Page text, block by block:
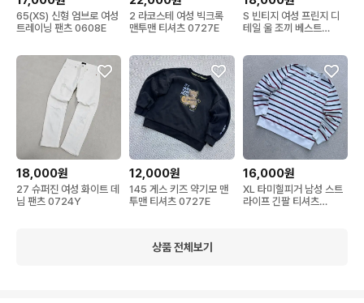
65(XS) 신형 엄브로 여성
트레이닝 팬츠 0608E
2 라코스테 여성 빅크록
맨투맨 티셔츠 0727E
S 빈티지 여성 프린지 디
테일 울 조끼 베스트
18,000원
27 슈퍼진 여성 화이트 데
님 팬츠 0724Y
12,000원
145 게스 키즈 약기모 맨
투맨 티셔츠 0727E
16,000원
XL 타미힐피거 남성 스트
라이프 긴팔 티셔츠
상품 전체보기